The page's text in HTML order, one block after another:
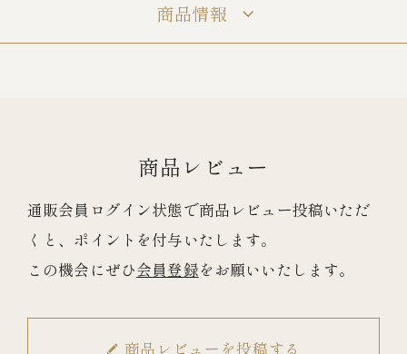
商品情報
商品レビュー
通販会員ログイン状態で商品レビュー投稿いただ
くと、ポイントを付与いたします。
この機会にぜひ会員登録をお願いいたします。
商品レビューを投稿する